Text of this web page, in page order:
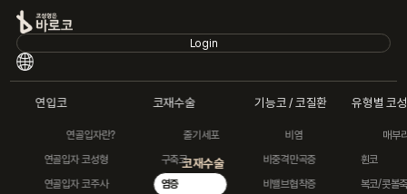
Login
연입코
연입코
연골입자란?
연골입자 코성형
연골입자 코주사
코재수술
코재수술
줄기세포
구축코
염증
기능코 / 코질환
기능코 / 코질환
비염
비중격만곡증
비밸브협착증
유형별 코
매부
휜코
복코/콧볼
Login